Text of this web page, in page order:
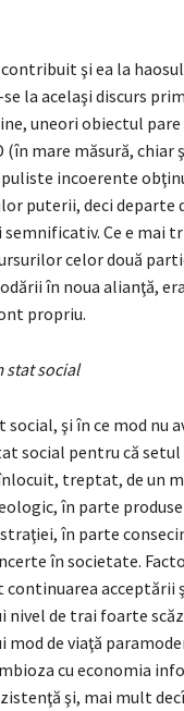
şi ea la
la acelaşi discurs
uneori obiectul
(în mare măsură, chiar
incoerente
puterii, deci departe
Ce e mai
celor două
în noua alianţă,
propriu.
stat social
social, şi în ce mod nu
social pentru că
treptat, de un
în parte produse
în parte
în societate.
acceptării
nivel de trai foarte
mod de viaţă
cu economia
şi, mai mult